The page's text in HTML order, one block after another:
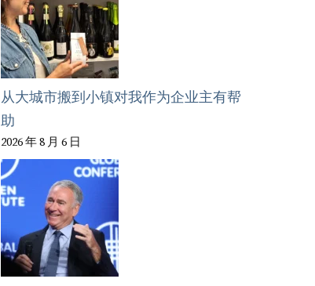
从大城市搬到小镇对我作为企业主有帮
助
2026 年 8 月 6 日